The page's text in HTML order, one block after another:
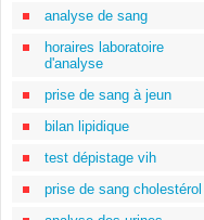
analyse de sang
horaires laboratoire
d'analyse
prise de sang à jeun
bilan lipidique
test dépistage vih
prise de sang cholestérol